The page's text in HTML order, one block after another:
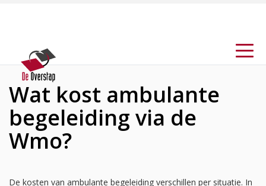
Wat kost ambulante
begeleiding via de
Wmo?
De kosten van ambulante begeleiding verschillen per situatie. In